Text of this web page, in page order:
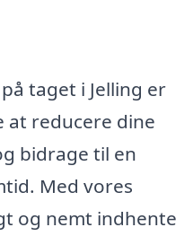
taget i Jelling er
at reducere dine
bidrage til en
Med vores
og nemt indhente